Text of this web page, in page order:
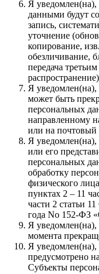
Я уведомлен(на),
данными будут
запись,
уточнение
копирование,
обезличивание,
передача
Я уведомлен(на),
может быть
персональных
направленному
или на почтовый
Я уведомлен(на),
или его
персональных
обработку
физического
пунктах 2 – 11
части 2 статьи
года No 152-ФЗ
Я уведомлен(на),
момента
Я уведомлен(на),
предусмотрено
Субъекты